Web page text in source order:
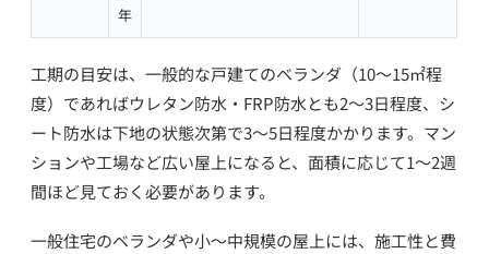
年
工期の目安は、一般的な戸建てのベランダ（10〜15㎡程
度）であればウレタン防水・FRP防水とも2〜3日程度、シ
ート防水は下地の状態次第で3〜5日程度かかります。マン
ションや工場など広い屋上になると、面積に応じて1〜2週
間ほど見ておく必要があります。
一般住宅のベランダや小〜中規模の屋上には、施工性と費